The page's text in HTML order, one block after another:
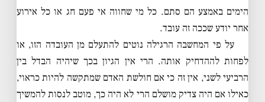
הימים באמצע הם סתם. כל מי שחווה אי פעם חג או כל אירוע
אחר יודע שככה זה עובד.
על פי המחשבה הרגילה נוטים להתעלם מן העובדה הזו, או
לפחות לההדחיק אותה. הרי אין הגיון בכך שיהיה הבדל בין
הרביעי לשני, אין זה כי אם חולשת האדם שמתקשה להיות כראוי,
כאילו אם היה צדיק מושלם הרי לא היה כך, מוטב לנסות להמשיך